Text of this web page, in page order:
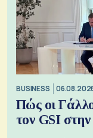
BUSINESS
Πώς οι
τον GSI στην